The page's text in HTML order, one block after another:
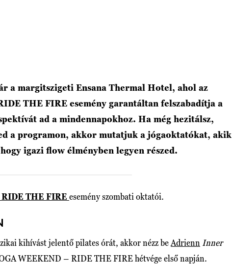
a margitszigeti Ensana Thermal Hotel, ahol az
THE FIRE esemény garantáltan felszabadítja a
ad a mindennapokhoz. Ha még hezitálsz,
a programon, akkor mutatjuk a jógaoktatókat, akik
igazi flow élményben legyen részed.
THE FIRE esemény szombati oktatói.
kihívást jelentő pilates órát, akkor nézz be Adrienn Inner
WEEKEND – RIDE THE FIRE hétvége első napján.